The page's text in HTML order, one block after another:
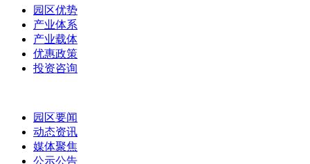
园区优势
产业体系
产业载体
优惠政策
投资咨询
园区要闻
动态资讯
媒体聚焦
公示公告